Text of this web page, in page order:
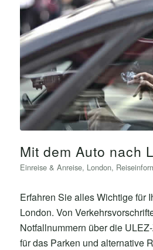
Mit dem Auto nach
Einreise & Anreise, London,
Erfahren Sie alles Wichtige für
London. Von
Notfallnummern über die
für das Parken und alternative